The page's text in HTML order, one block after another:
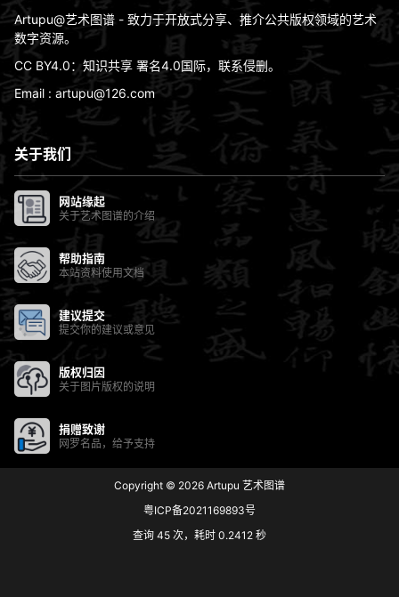
Artupu@艺术图谱 - 致力于开放式分享、推介公共版权领域的艺术
数字资源。
CC BY4.0：知识共享 署名4.0国际，联系侵删。
Email : artupu@126.com
关于我们
网站缘起
关于艺术图谱的介绍
帮助指南
本站资料使用文档
建议提交
提交你的建议或意见
版权归因
关于图片版权的说明
捐赠致谢
网罗名品，给予支持
Copyright © 2026 Artupu 艺术图谱
粤ICP备2021169893号
查询 45 次，耗时 0.2412 秒